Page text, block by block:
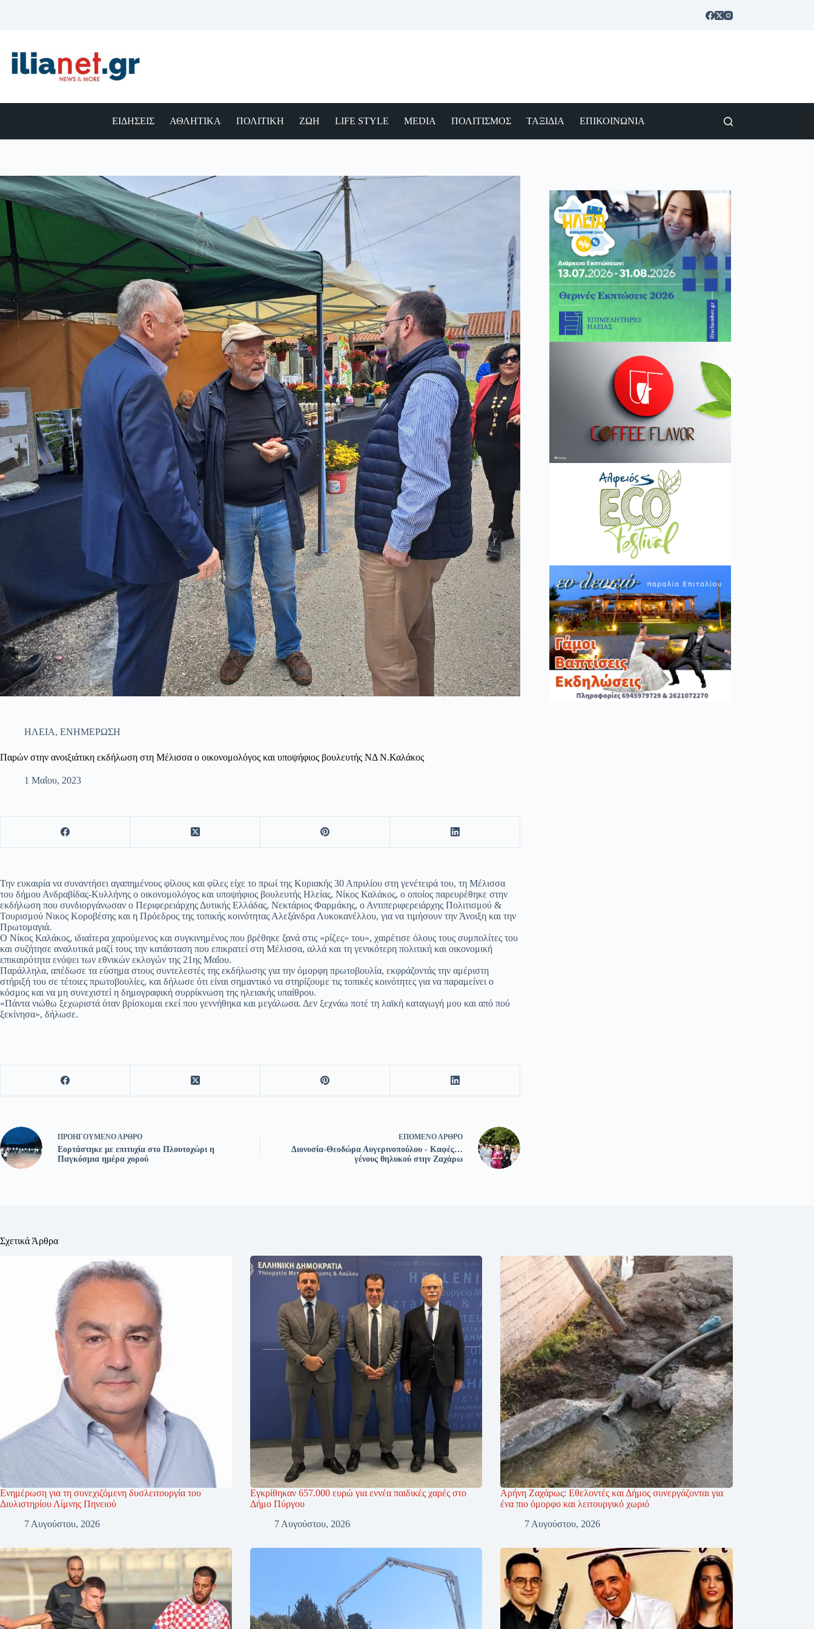
ΕΙΔΗΣΕΙΣ ΑΘΛΗΤΙΚΑ ΠΟΛΙΤΙΚΗ ΖΩΗ LIFE STYLE MEDIA ΠΟΛΙΤΙΣΜΟΣ ΤΑΞΙΔΙΑ ΕΠΙΚΟΙΝΩΝΙΑ
ΗΛΕΙΑ, ΕΝΗΜΕΡΩΣΗ
Παρών στην ανοιξιάτικη εκδήλωση στη Μέλισσα ο οικονομολόγος και υποψήφιος βουλευτής ΝΔ Ν.Καλάκος
1 Μαΐου, 2023
Την ευκαιρία να συναντήσει αγαπημένους φίλους και φίλες είχε το πρωί της Κυριακής 30 Απριλίου στη γενέτειρά του, τη Μέλισσα
του δήμου Ανδραβίδας-Κυλλήνης ο οικονομολόγος και υποψήφιος βουλευτής Ηλείας, Νίκος Καλάκος, ο οποίος παρευρέθηκε στην
εκδήλωση που συνδιοργάνωσαν ο Περιφερειάρχης Δυτικής Ελλάδας, Νεκτάριος Φαρμάκης, ο Αντιπεριφερειάρχης Πολιτισμού &
Τουρισμού Νικος Κοροβέσης και η Πρόεδρος της τοπικής κοινότητας Αλεξάνδρα Λυκοκανέλλου, για να τιμήσουν την Άνοιξη και την
Πρωτομαγιά.
Ο Νίκος Καλάκος, ιδιαίτερα χαρούμενος και συγκινημένος που βρέθηκε ξανά στις «ρίζες» του», χαιρέτισε όλους τους συμπολίτες του
και συζήτησε αναλυτικά μαζί τους την κατάσταση που επικρατεί στη Μέλισσα, αλλά και τη γενικότερη πολιτική και οικονομική
επικαιρότητα ενόψει των εθνικών εκλογών της 21ης Μαΐου.
Παράλληλα, απέδωσε τα εύσημα στους συντελεστές της εκδήλωσης για την όμορφη πρωτοβουλία, εκφράζοντάς την αμέριστη
στήριξή του σε τέτοιες πρωτοβουλίες, και δήλωσε ότι είναι σημαντικό να στηρίζουμε τις τοπικές κοινότητες για να παραμείνει ο
κόσμος και να μη συνεχιστεί η δημογραφική συρρίκνωση της ηλειακής υπαίθρου.
«Πάντα νιώθω ξεχωριστά όταν βρίσκομαι εκεί που γεννήθηκα και μεγάλωσα. Δεν ξεχνάω ποτέ τη λαϊκή καταγωγή μου και από πού
ξεκίνησα», δήλωσε.
ΠΡΟΗΓΟΎΜΕΝΟΆΡΘΡΟ
Εορτάστηκε με επιτυχία στο Πλουτοχώρι η
Παγκόσμια ημέρα χορού
ΕΠΌΜΕΝΟΆΡΘΡΟ
Διονυσία-Θεοδώρα Αυγερινοπούλου - Καφές…
γένους θηλυκού στην Ζαχάρω
Σχετικά Άρθρα
Ενημέρωση για τη συνεχιζόμενη δυσλειτουργία του
Διυλιστηρίου Λίμνης Πηνειού
7 Αυγούστου, 2026
Εγκρίθηκαν 657.000 ευρώ για εννέα παιδικές χαρές στο
Δήμο Πύργου
7 Αυγούστου, 2026
Αρήνη Ζαχάρως: Εθελοντές και Δήμος συνεργάζονται για
ένα πιο όμορφο και λειτουργικό χωριό
7 Αυγούστου, 2026